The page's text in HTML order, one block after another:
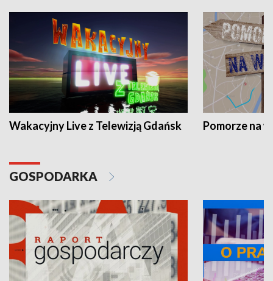
Wakacyjny Live z Telewizją Gdańsk Pomorze na
GOSPODARKA